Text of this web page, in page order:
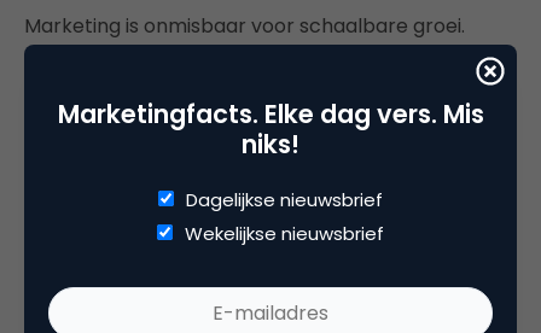
Marketing is onmisbaar voor schaalbare groei.
Zonder structuur, data-analyse en klantfocus
strategische marketing heb je een
samenhangende aanpak nodig met duidelijke KPI’s,
klantsegmentatie en funneloptimalisatie.
Marketing als groeimotor
Marketingfacts. Elke dag vers. Mis
niks!
Dagelijkse nieuwsbrief
Wekelijkse nieuwsbrief